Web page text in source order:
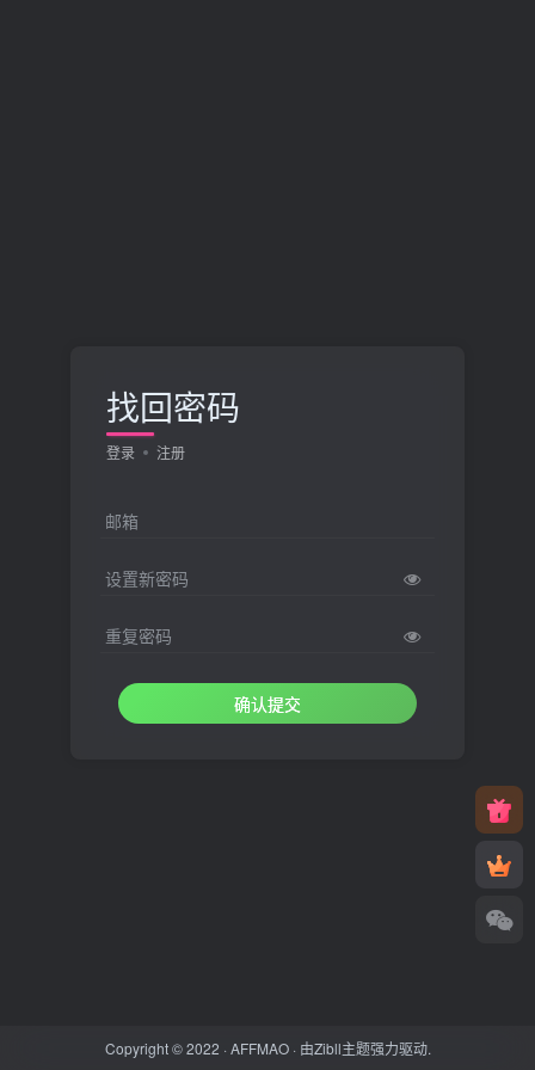
找回密码
登录 注册
邮箱
设置新密码
重复密码
确认提交
Copyright © 2022 ·AFFMAO· 由Zibll主题强力驱动.